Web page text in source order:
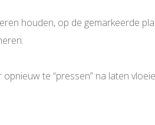
houden, op de gemarkeerde
te “pressen” na laten